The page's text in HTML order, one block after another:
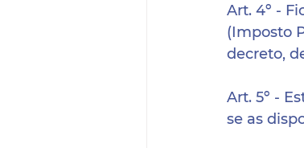
Art. 4º -
(Imposto
decreto,
Art. 5º -
se as